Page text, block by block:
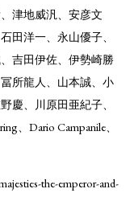
津地威汎、安彦文
田洋一、永山優子、
吉田伊佐、伊勢崎勝
所龍人、山本誠、小
慶、川原田亜紀子、
、Dario Campanile、
the-emperor-and-